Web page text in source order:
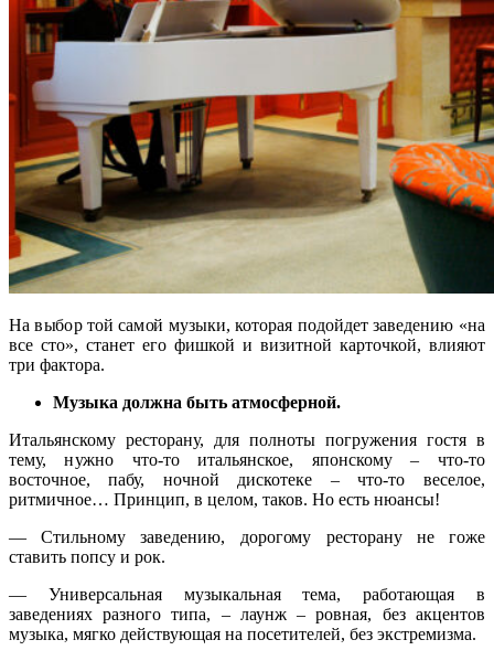
На выбор той самой музыки, которая подойдет заведению «на
все сто», станет его фишкой и визитной карточкой, влияют
три фактора.
Музыка должна быть атмосферной.
Итальянскому ресторану, для полноты погружения гостя в
тему, нужно что-то итальянское, японскому – что-то
восточное, пабу, ночной дискотеке – что-то веселое,
ритмичное… Принцип, в целом, таков. Но есть нюансы!
— Стильному заведению, дорогому ресторану не гоже
ставить попсу и рок.
— Универсальная музыкальная тема, работающая в
заведениях разного типа, – лаунж – ровная, без акцентов
музыка, мягко действующая на посетителей, без экстремизма.